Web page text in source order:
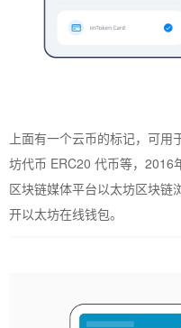
上面有一个云币的标记，可
坊代币 ERC20 代币等，2016
区块链媒体平台以太坊区块链
开以太坊在线钱包。